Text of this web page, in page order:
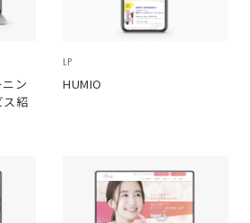
ン
ス紹
LP
HUMIO